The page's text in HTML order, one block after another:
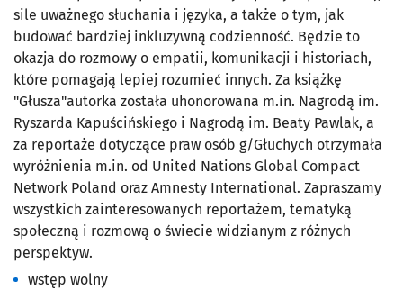
sile uważnego słuchania i języka, a także o tym, jak
budować bardziej inkluzywną codzienność. Będzie to
okazja do rozmowy o empatii, komunikacji i historiach,
które pomagają lepiej rozumieć innych. Za książkę
"Głusza"autorka została uhonorowana m.in. Nagrodą im.
Ryszarda Kapuścińskiego i Nagrodą im. Beaty Pawlak, a
za reportaże dotyczące praw osób g/Głuchych otrzymała
wyróżnienia m.in. od United Nations Global Compact
Network Poland oraz Amnesty International. Zapraszamy
wszystkich zainteresowanych reportażem, tematyką
społeczną i rozmową o świecie widzianym z różnych
perspektyw.
wstęp wolny